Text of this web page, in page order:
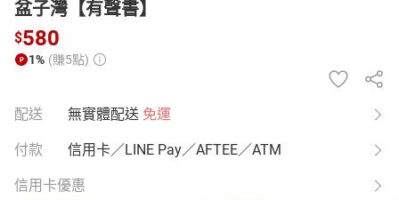
盆子灣【有聲書】
$580
1% (賺5點)
配送 無實體配送 免運
付款 信用卡／LINE Pay／AFTEE／ATM
信用卡優惠